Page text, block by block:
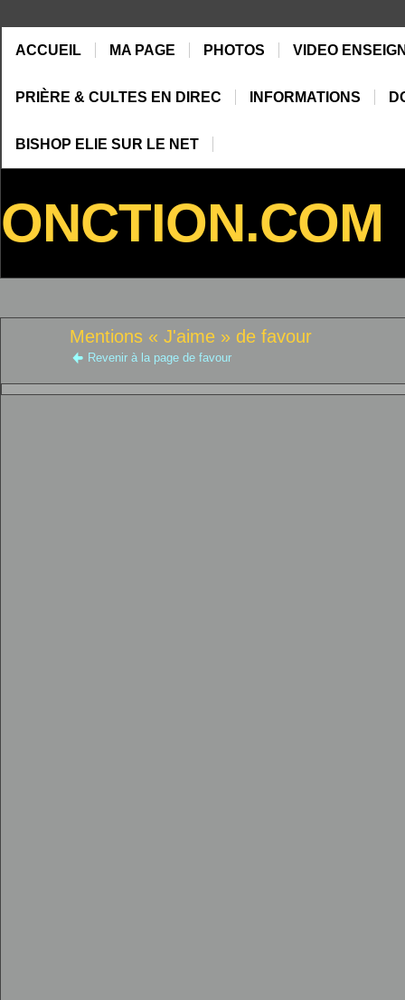
ACCUEIL MA PAGE PHOTOS VIDEO
PRIÈRE & CULTES EN DIREC INFORMATIONS
BISHOP ELIE SUR LE NET
ONCTION.COM
Mentions « J'aime » de favour
Revenir à la page de favour